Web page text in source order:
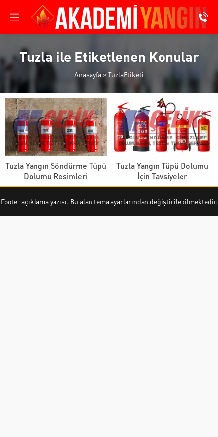
Tuzla ile Etiketlenen Konular
Anasayfa» TuzlaEtiketi
Tuzla Yangın Söndürme Tüpü
Dolumu Resimleri
Tuzla Yangın Tüpü Dolumu
İçin Tavsiyeler
Footer açıklama yazısı. Bu alan tema ayarlarından değiştirilebilmektedir.